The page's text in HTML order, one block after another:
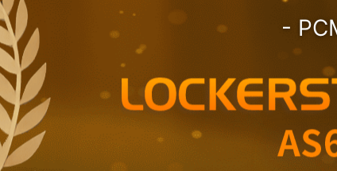
-
Yüksek
Ev ve Ofis İçin